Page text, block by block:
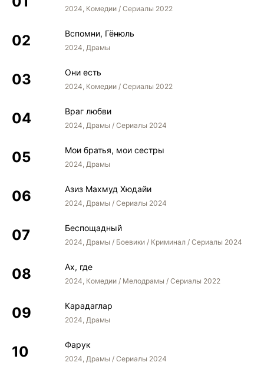
2024, Комедии / Сериалы 2022
Вспомни, Гёнюль
2024, Драмы
Они есть
2024, Комедии / Сериалы 2022
Враг любви
2024, Драмы / Сериалы 2024
Мои братья, мои сестры
2024, Драмы
Азиз Махмуд Хюдайи
2024, Драмы / Сериалы 2024
Беспощадный
2024, Драмы / Боевики / Криминал / Сериалы 2024
Ах, где
2024, Комедии / Мелодрамы / Сериалы 2022
Карадаглар
2024, Драмы
Фарук
2024, Драмы / Сериалы 2024